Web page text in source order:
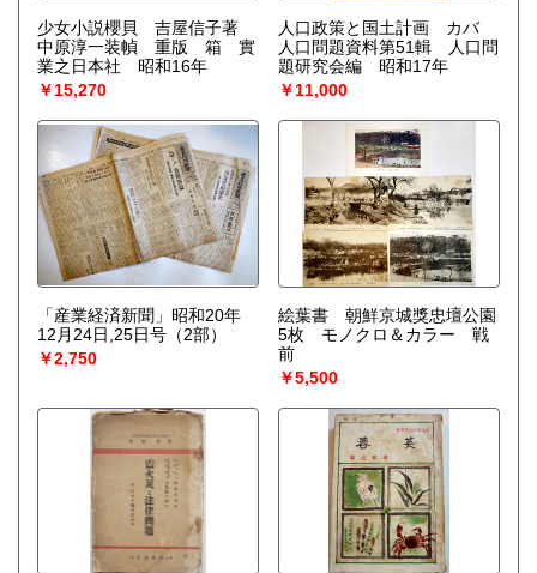
少女小説櫻貝 吉屋信子著
中原淳一装幀 重版 箱 實
業之日本社 昭和16年
￥15,270
人口政策と国土計画 カバ
人口問題資料第51輯 人口問
題研究会編 昭和17年
￥11,000
「産業経済新聞」昭和20年
12月24日,25日号（2部）
￥2,750
絵葉書 朝鮮京城獎忠壇公園
5枚 モノクロ＆カラー 戦
前
￥5,500